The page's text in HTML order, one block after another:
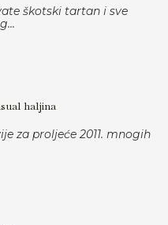
škotski tartan i sve
haljina
za proljeće 2011. mnogih